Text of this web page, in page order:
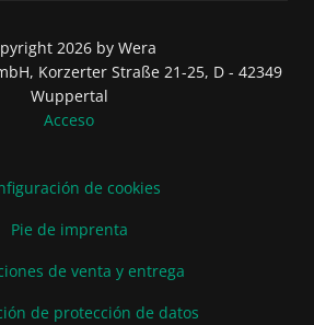
2026 by Wera
Korzerter Straße 21-25, D - 42349
Wuppertal
Acceso
de cookies
Pie de imprenta
de venta y entrega
de protección de datos